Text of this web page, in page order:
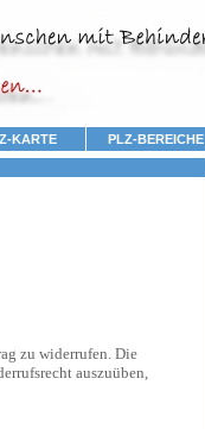
KARTE PLZ-BEREICHE
zu widerrufen. Die
auszuüben,